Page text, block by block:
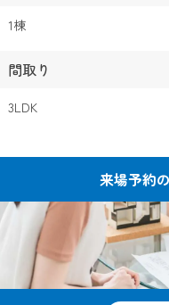
1棟
間取り
3LDK
来場予約の